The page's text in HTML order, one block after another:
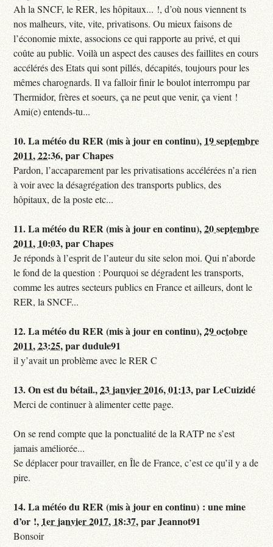
Ah la SNCF, le RER, les hôpitaux... !, d’où nous viennent ts
nos malheurs, vite, vite, privatisons. Ou mieux faisons de
l’économie mixte, associons ce qui rapporte au privé, et qui
coûte au public. Voilà un aspect des causes des faillites en cours
accélérés des Etats qui sont pillés, décapités, toujours pour les
mêmes charognards. Il va falloir finir le boulot interrompu par
Thermidor, frères et soeurs, ça ne peut que venir, ça vient !
Ami(e) entends-tu...
10.La météo du RER (mis à jour en continu), 19 septembre
2011, 22:36,parChapes
Pardon, l’accaparement par les privatisations accélérées n’a rien
à voir avec la désagrégation des transports publics, des
hôpitaux, de la poste etc...
11.La météo du RER (mis à jour en continu),20 septembre
2011, 10:03,parChapes
Je réponds à l’esprit de l’auteur du site selon moi. Qui n’aborde
le fond de la question : Pourquoi se dégradent les transports,
comme les autres secteurs publics en France et ailleurs, dont le
RER, la SNCF...
12.La météo du RER (mis à jour en continu),29 octobre
2011, 23:25,pardudule91
il y’avait un problème avec le RER C
13.On est du bétail.,23 janvier 2016, 01:13,parLeCuizidé
Merci de continuer à alimenter cette page.
On se rend compte que la ponctualité de la RATP ne s’est
jamais améliorée...
Se déplacer pour travailler, en Île de France, c’est ce qu’il y a de
pire.
14.La météo du RER (mis à jour en continu) : une mine
d’or !, 1er janvier 2017, 18:37,parJeannot91
Bonsoir